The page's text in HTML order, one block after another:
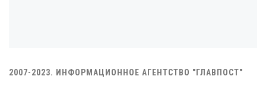
2007-2023. ИНФОРМАЦИОННОЕ АГЕНТСТВО "ГЛАВПОСТ"